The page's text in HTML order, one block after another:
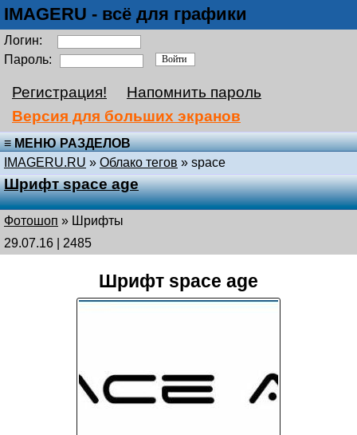
IMAGERU - всё для графики
Логин:
Пароль:
Регистрация!
Напомнить пароль
Версия для больших экранов
≡ МЕНЮ РАЗДЕЛОВ
IMAGERU.RU » Облако тегов » space
Шрифт space age
Фотошоп » Шрифты
29.07.16 | 2485
Шрифт space age